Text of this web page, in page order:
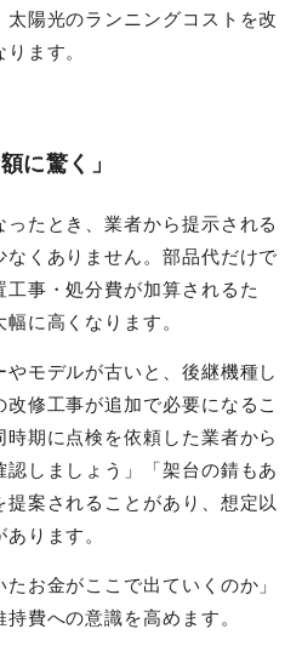
陽光のランニングコストを改
ます。
に驚く」
たとき、業者から提示される
なくありません。部品代だけで
事・処分費が加算されるた
に高くなります。
モデルが古いと、後継機種し
修工事が追加で必要になるこ
期に点検を依頼した業者から
認しましょう」「架台の錆もあ
案されることがあり、想定以
ります。
たお金がここで出ていくのか」
費への意識を高めます。